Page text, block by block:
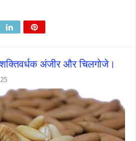
अंजीर और चिलगोजे।
25